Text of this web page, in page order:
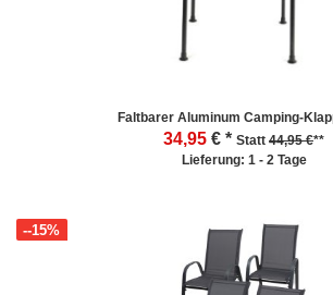
Faltbarer Aluminum Camping-
34,95 € * Statt 44,95 €**
Lieferung: 1 - 2 Tage
--15%